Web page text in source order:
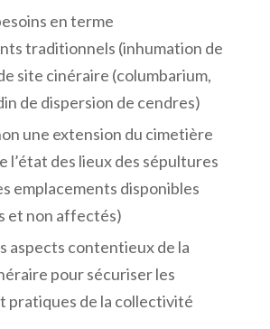
en terme
traditionnels (inhumation de
site cinéraire (columbarium,
de dispersion de cendres)
une extension du cimetière
l’état des lieux des sépultures
emplacements disponibles
et non affectés)
aspects contentieux de la
pour sécuriser les
pratiques de la collectivité